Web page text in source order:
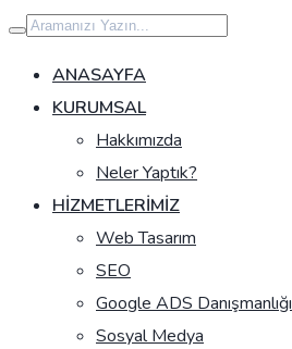
İçeriğe
geç
ANASAYFA
KURUMSAL
Hakkımızda
Neler Yaptık?
HIZMETLERIMIZ
Web Tasarım
SEO
Google ADS Danışmanlığı
Sosyal Medya